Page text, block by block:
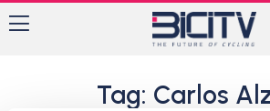
Tag: Carlos